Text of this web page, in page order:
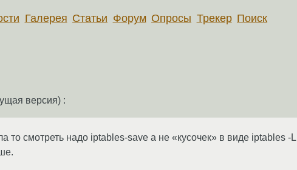
Галерея Статьи Форум Опросы Трекер Поиск
версия) :
то смотреть надо iptables-save а не «кусочек» в виде iptables -L